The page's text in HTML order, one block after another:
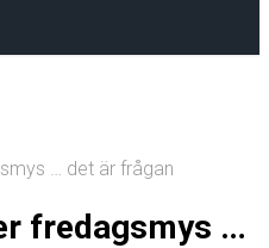
… det är frågan
fredagsmys …